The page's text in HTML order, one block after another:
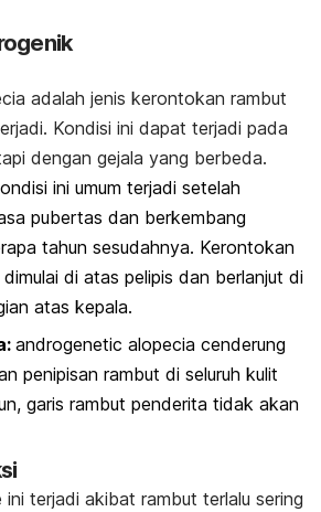
adalah jenis kerontokan rambut
Kondisi ini dapat terjadi pada
dengan gejala yang berbeda.
ini umum terjadi setelah
pubertas dan berkembang
tahun sesudahnya. Kerontokan
di atas pelipis dan berlanjut di
atas kepala.
androgenetic alopecia cenderung
penipisan rambut di seluruh kulit
garis rambut penderita tidak akan
terjadi akibat rambut terlalu sering